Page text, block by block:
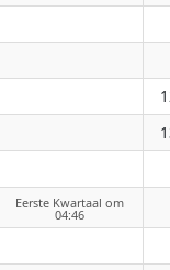
Eerste Kwartaal om
04:46